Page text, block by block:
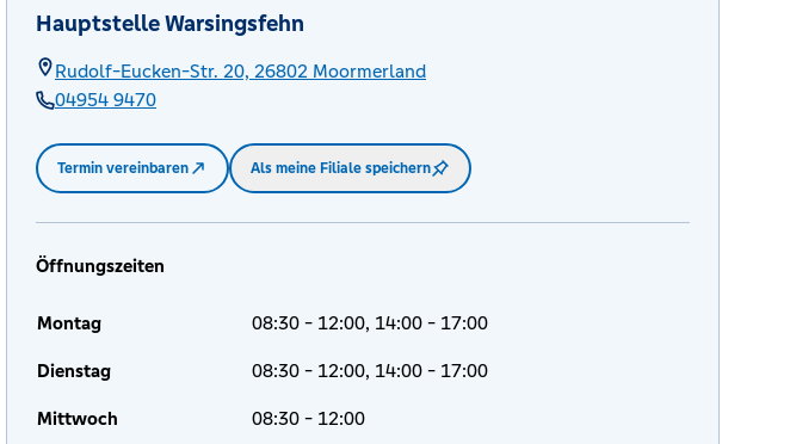
Hauptstelle Warsingsfehn
Rudolf-Eucken-Str. 20, 26802 Moormerland
04954 9470
Termin vereinbaren Als meine Filiale speichern
Öffnungszeiten
Montag 08:30 - 12:00, 14:00 - 17:00
Dienstag 08:30 - 12:00, 14:00 - 17:00
Mittwoch 08:30 - 12:00